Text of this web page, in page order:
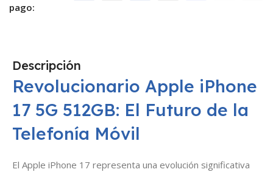
pago:
Descripción
Revolucionario Apple iPhone
17 5G 512GB: El Futuro de la
Telefonía Móvil
El Apple iPhone 17 representa una evolución significativa